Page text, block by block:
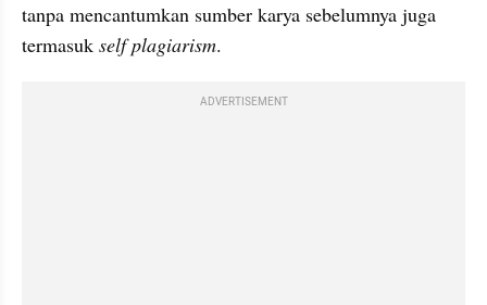
tanpa mencantumkan sumber karya sebelumnya juga
termasuk self plagiarism.
ADVERTISEMENT